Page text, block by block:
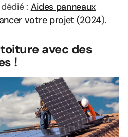
: Aides panneaux
votre projet (2024).
avec des
!